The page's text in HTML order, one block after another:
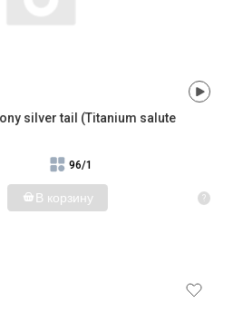
silver tail (Titanium salute
96/1
В корзину ?